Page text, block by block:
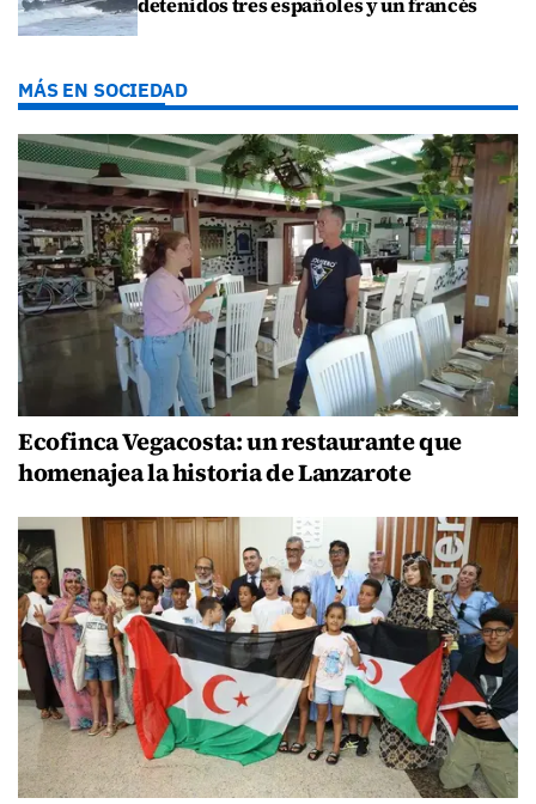
MÁS EN SOCIEDAD
Ecofinca Vegacosta: un restaurante que
homenajea la historia de Lanzarote